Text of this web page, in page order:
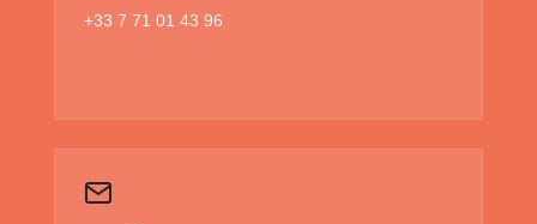
+33 7 71 01 43 96